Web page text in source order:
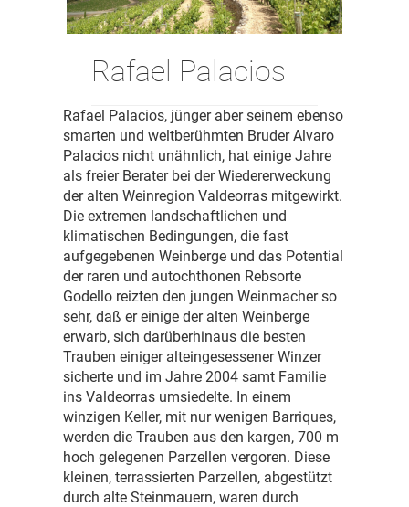
Rafael Palacios
Rafael Palacios, jünger aber seinem ebenso
smarten und weltberühmten Bruder Alvaro
Palacios nicht unähnlich, hat einige Jahre
als freier Berater bei der Wiedererweckung
der alten Weinregion Valdeorras mitgewirkt.
Die extremen landschaftlichen und
klimatischen Bedingungen, die fast
aufgegebenen Weinberge und das Potential
der raren und autochthonen Rebsorte
Godello reizten den jungen Weinmacher so
sehr, daß er einige der alten Weinberge
erwarb, sich darüberhinaus die besten
Trauben einiger alteingesessener Winzer
sicherte und im Jahre 2004 samt Familie
ins Valdeorras umsiedelte. In einem
winzigen Keller, mit nur wenigen Barriques,
werden die Trauben aus den kargen, 700 m
hoch gelegenen Parzellen vergoren. Diese
kleinen, terrassierten Parzellen, abgestützt
durch alte Steinmauern, waren durch